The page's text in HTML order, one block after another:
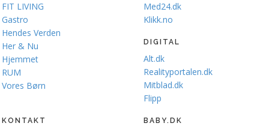
FIT LIVING
Gastro
Hendes Verden
Her & Nu
Hjemmet
RUM
Vores Børn
Med24.dk
Klikk.no
DIGITAL
Alt.dk
Realityportalen.dk
Mitblad.dk
Flipp
KONTAKT BABY.DK